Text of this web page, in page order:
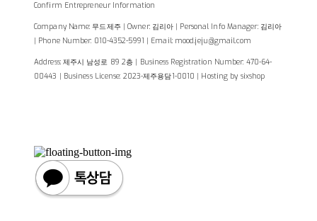
Confirm Entrepreneur Information
Company Name: 무드제주 | Owner: 김리아 | Personal Info Manager: 김리아
| Phone Number: 010-4352-5991 | Email: mood.jeju@gmail.com
Address: 제주시 남성로 89 2층 | Business Registration Number: 470-64-
00443 | Business License: 2023-제주용담1-0010 | Hosting by sixshop